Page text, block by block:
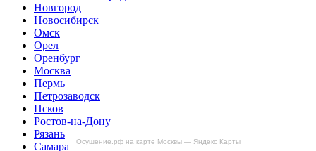
Осушение.рф на карте Москвы — Яндекс Карты
Новгород
Новосибирск
Омск
Орел
Оренбург
Москва
Пермь
Петрозаводск
Псков
Ростов-на-Дону
Рязань
Самара